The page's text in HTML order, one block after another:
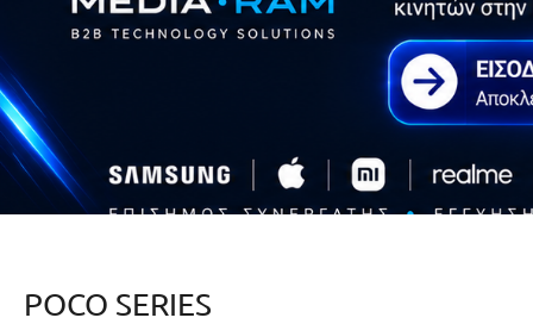
POCO SERIES